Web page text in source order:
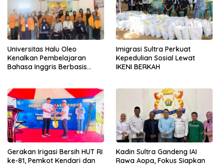
Universitas Halu Oleo
Kenalkan Pembelajaran
Bahasa Inggris Berbasis
Imigrasi Sultra Perkuat
Kepedulian Sosial Lewat
IKENI BERKAH
Gerakan Irigasi Bersih HUT RI
ke-81, Pemkot Kendari dan
Kadin Sultra Gandeng IAI
Rawa Aopa, Fokus Siapkan